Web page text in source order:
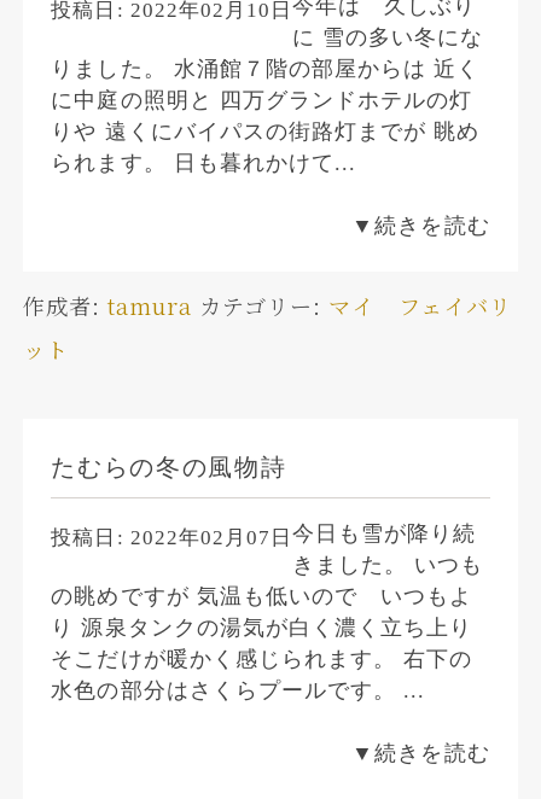
投稿日: 2022年02月10日今年は 久しぶり
に 雪の多い冬にな
りました。 水涌館７階の部屋からは 近く
に中庭の照明と 四万グランドホテルの灯
りや 遠くにバイパスの街路灯までが 眺め
られます。 日も暮れかけて...
▼続きを読む
作成者: tamura カテゴリー: マイ フェイバリ
ット
たむらの冬の風物詩
投稿日: 2022年02月07日今日も雪が降り続
きました。 いつも
の眺めですが 気温も低いので いつもよ
り 源泉タンクの湯気が白く濃く立ち上り
そこだけが暖かく感じられます。 右下の
水色の部分はさくらプールです。 ...
▼続きを読む